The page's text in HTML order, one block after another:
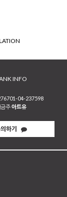
INFO
04-237598
주아트유
하기